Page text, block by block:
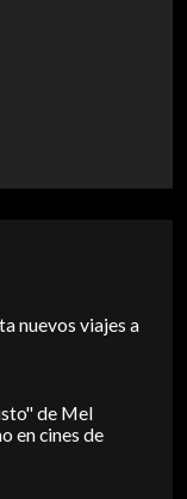
nuevos viajes a
de Mel
en cines de